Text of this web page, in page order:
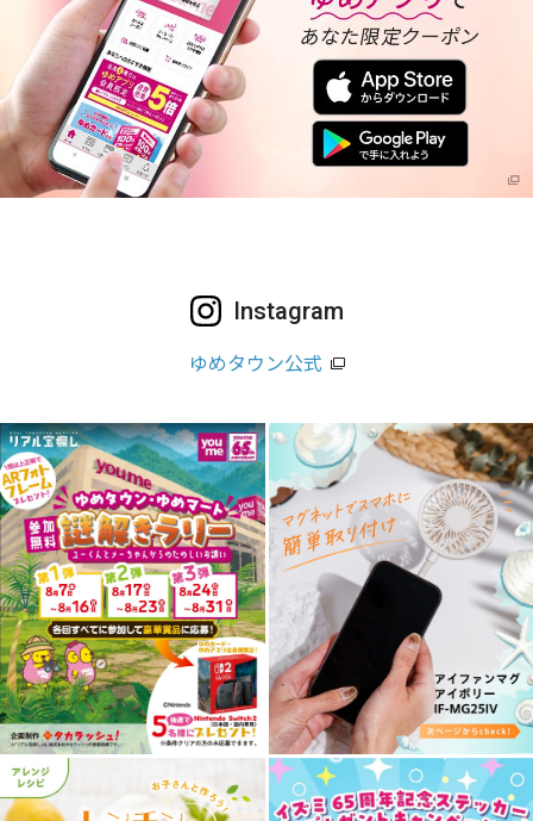
Instagram
ゆめタウン公式